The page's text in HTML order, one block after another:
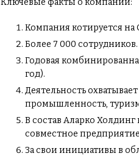
Ключевые факты о компании:
Компания котируется
Более 7 000 сотрудников.
Годовая
год).
Деятельность
промышленность,
В состав Аларко
совместное
За свои инициативы в